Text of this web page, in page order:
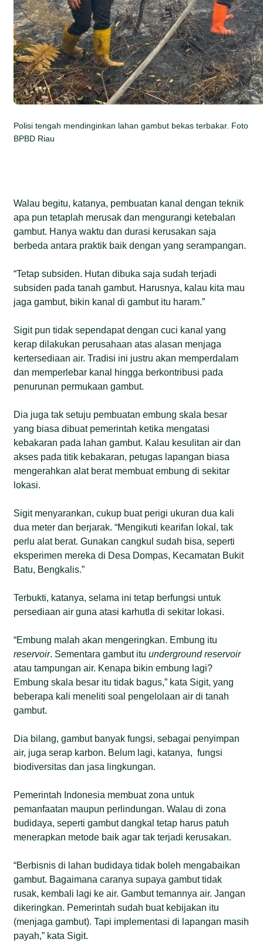
Polisi tengah mendinginkan lahan gambut bekas terbakar. Foto
BPBD Riau
Walau begitu, katanya, pembuatan kanal dengan teknik
apa pun tetaplah merusak dan mengurangi ketebalan
gambut. Hanya waktu dan durasi kerusakan saja
berbeda antara praktik baik dengan yang serampangan.
“Tetap subsiden. Hutan dibuka saja sudah terjadi
subsiden pada tanah gambut. Harusnya, kalau kita mau
jaga gambut, bikin kanal di gambut itu haram.”
Sigit pun tidak sependapat dengan cuci kanal yang
kerap dilakukan perusahaan atas alasan menjaga
kertersediaan air. Tradisi ini justru akan memperdalam
dan memperlebar kanal hingga berkontribusi pada
penurunan permukaan gambut.
Dia juga tak setuju pembuatan embung skala besar
yang biasa dibuat pemerintah ketika mengatasi
kebakaran pada lahan gambut. Kalau kesulitan air dan
akses pada titik kebakaran, petugas lapangan biasa
mengerahkan alat berat membuat embung di sekitar
lokasi.
Sigit menyarankan, cukup buat perigi ukuran dua kali
dua meter dan berjarak. “Mengikuti kearifan lokal, tak
perlu alat berat. Gunakan cangkul sudah bisa, seperti
eksperimen mereka di Desa Dompas, Kecamatan Bukit
Batu, Bengkalis.”
Terbukti, katanya, selama ini tetap berfungsi untuk
persediaan air guna atasi karhutla di sekitar lokasi.
“Embung malah akan mengeringkan. Embung itu
reservoir. Sementara gambut ituunderground reservoir
atau tampungan air. Kenapa bikin embung lagi?
Embung skala besar itu tidak bagus,” kata Sigit, yang
beberapa kali meneliti soal pengelolaan air di tanah
gambut.
Dia bilang, gambut banyak fungsi, sebagai penyimpan
air, juga serap karbon. Belum lagi, katanya, fungsi
biodiversitas dan jasa lingkungan.
Pemerintah Indonesia membuat zona untuk
pemanfaatan maupun perlindungan. Walau di zona
budidaya, seperti gambut dangkal tetap harus patuh
menerapkan metode baik agar tak terjadi kerusakan.
“Berbisnis di lahan budidaya tidak boleh mengabaikan
gambut. Bagaimana caranya supaya gambut tidak
rusak, kembali lagi ke air. Gambut temannya air. Jangan
dikeringkan. Pemerintah sudah buat kebijakan itu
(menjaga gambut). Tapi implementasi di lapangan masih
payah,” kata Sigit.